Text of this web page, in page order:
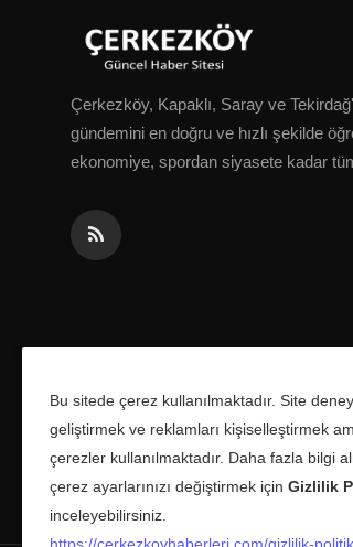
Çerkezköy, Kapaklı, Saray ve
gündemini en doğru ve hızlı şekilde
ekonomiye, spordan siyasete kadar
Bu sitede çerez kullanılmaktadır. Site
geliştirmek ve reklamları kişiselleştirmek
çerezler kullanılmaktadır. Daha fazla bilgi
çerez ayarlarınızı değiştirmek için Gizlilik
inceleyebilirsiniz.
https://cerkezkoyhaberleri.com/gizlilik-